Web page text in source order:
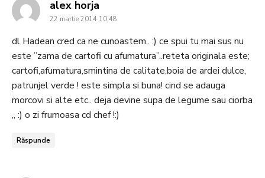
alex horja
22 martie 2014 10:48
dl Hadean cred ca ne cunoastem.. :) ce spui tu mai sus nu
este ”zama de cartofi cu afumatura”..reteta originala este;
cartofi,afumatura,smintina de calitate,boia de ardei dulce,
patrunjel verde ! este simpla si buna! cind se adauga
morcovi si alte etc.. deja devine supa de legume sau ciorba
,, :) o zi frumoasa cd chef !:)
Răspunde